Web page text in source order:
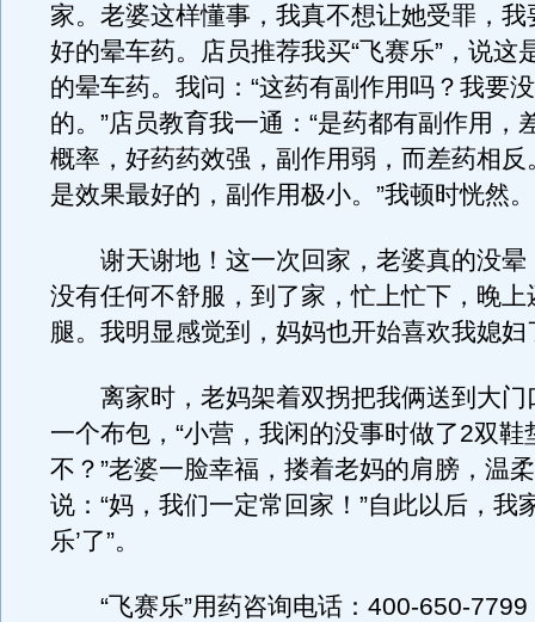
家。老婆这样懂事，我真不想让她受罪，我
好的晕车药。店员推荐我买“飞赛乐”，说这
的晕车药。我问：“这药有副作用吗？我要
的。”店员教育我一通：“是药都有副作用，
概率，好药药效强，副作用弱，而差药相反
是效果最好的，副作用极小。”我顿时恍然。
谢天谢地！这一次回家，老婆真的没晕
没有任何不舒服，到了家，忙上忙下，晚上
腿。我明显感觉到，妈妈也开始喜欢我媳妇
离家时，老妈架着双拐把我俩送到大门
一个布包，“小营，我闲的没事时做了2双鞋
不？”老婆一脸幸福，搂着老妈的肩膀，温
说：“妈，我们一定常回家！”自此以后，我
乐’了”。
“飞赛乐”用药咨询电话：400-650-7799